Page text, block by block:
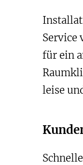
Service
für ein
leise